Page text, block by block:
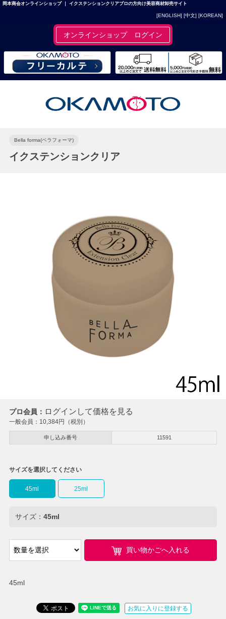
岡本商会オンラインショップ ｜ イクステンションクリアプロの方向け美容商材卸売サイト
[ENGLISH] [中文] [KOREAN]
オンラインショップ ログイン
Bella forma(ベラフォーマ)
イクステンションクリア
プロ会員： ログインして価格を見る
一般会員： 10,384円（税別）
申し込み番号 11591
45ml
サイズを選択してください
45ml 25ml
サイズ： 45ml
買い物かごへ入れる
お気に入りに登録する